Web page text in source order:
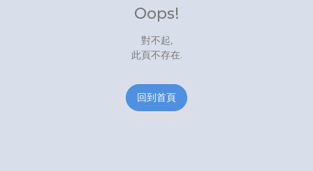
Oops!
對不起,
此頁不存在.
回到首頁